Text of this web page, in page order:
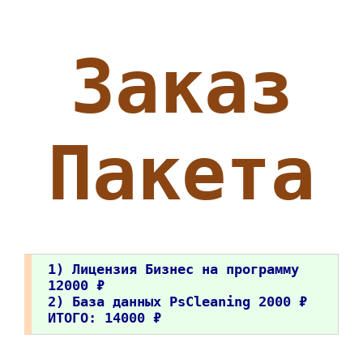
Заказ
Пакета
1) Лицензия Бизнес на программу
12000 ₽
2) База данных PsCleaning 2000 ₽
ИТОГО: 14000 ₽